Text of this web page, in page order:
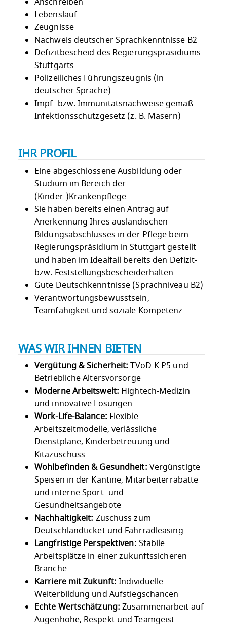
Lebenslauf
Zeugnisse
Nachweis deutscher Sprachkenntnisse B2
Defizitbescheid des Regierungspräsidiums
Stuttgarts
Polizeiliches Führungszeugnis (in
deutscher Sprache)
Impf- bzw. Immunitätsnachweise gemäß
Infektionsschutzgesetz (z. B. Masern)
IHR PROFIL
Eine abgeschlossene Ausbildung oder
Studium im Bereich der
(Kinder-)Krankenpflege
Sie haben bereits einen Antrag auf
Anerkennung Ihres ausländischen
Bildungsabschlusses in der Pflege beim
Regierungspräsidium in Stuttgart gestellt
und haben im Idealfall bereits den Defizit-
bzw. Feststellungsbescheiderhalten
Gute Deutschkenntnisse (Sprachniveau B2)
Verantwortungsbewusstsein,
Teamfähigkeit und soziale Kompetenz
WAS WIR IHNEN BIETEN
Vergütung & Sicherheit: TVöD-K P5 und
Betriebliche Altersvorsorge
Moderne Arbeitswelt: Hightech-Medizin
und innovative Lösungen
Work-Life-Balance: Flexible
Arbeitszeitmodelle, verlässliche
Dienstpläne, Kinderbetreuung und
Kitazuschuss
Wohlbefinden & Gesundheit: Vergünstigte
Speisen in der Kantine, Mitarbeiterrabatte
und interne Sport- und
Gesundheitsangebote
Nachhaltigkeit: Zuschuss zum
Deutschlandticket und Fahrradleasing
Langfristige Perspektiven: Stabile
Arbeitsplätze in einer zukunftssicheren
Branche
Karriere mit Zukunft: Individuelle
Weiterbildung und Aufstiegschancen
Echte Wertschätzung: Zusammenarbeit auf
Augenhöhe, Respekt und Teamgeist